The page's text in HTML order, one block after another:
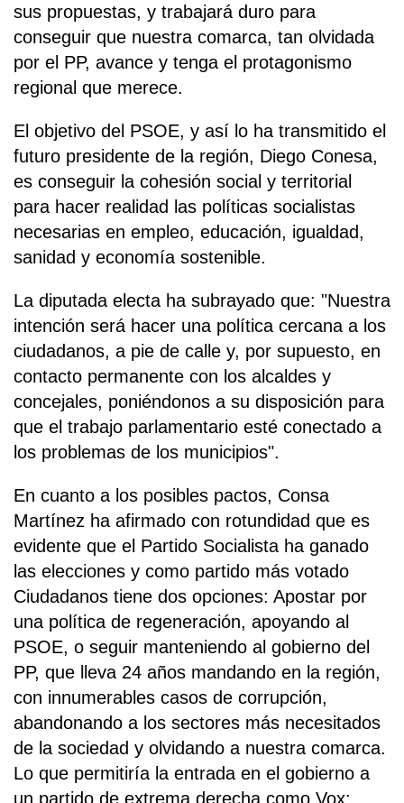
sus propuestas, y trabajará duro para
conseguir que nuestra comarca, tan olvidada
por el PP, avance y tenga el protagonismo
regional que merece.
El objetivo del PSOE, y así lo ha transmitido el
futuro presidente de la región, Diego Conesa,
es conseguir la cohesión social y territorial
para hacer realidad las políticas socialistas
necesarias en empleo, educación, igualdad,
sanidad y economía sostenible.
La diputada electa ha subrayado que: "Nuestra
intención será hacer una política cercana a los
ciudadanos, a pie de calle y, por supuesto, en
contacto permanente con los alcaldes y
concejales, poniéndonos a su disposición para
que el trabajo parlamentario esté conectado a
los problemas de los municipios".
En cuanto a los posibles pactos, Consa
Martínez ha afirmado con rotundidad que es
evidente que el Partido Socialista ha ganado
las elecciones y como partido más votado
Ciudadanos tiene dos opciones: Apostar por
una política de regeneración, apoyando al
PSOE, o seguir manteniendo al gobierno del
PP, que lleva 24 años mandando en la región,
con innumerables casos de corrupción,
abandonando a los sectores más necesitados
de la sociedad y olvidando a nuestra comarca.
Lo que permitiría la entrada en el gobierno a
un partido de extrema derecha como Vox;